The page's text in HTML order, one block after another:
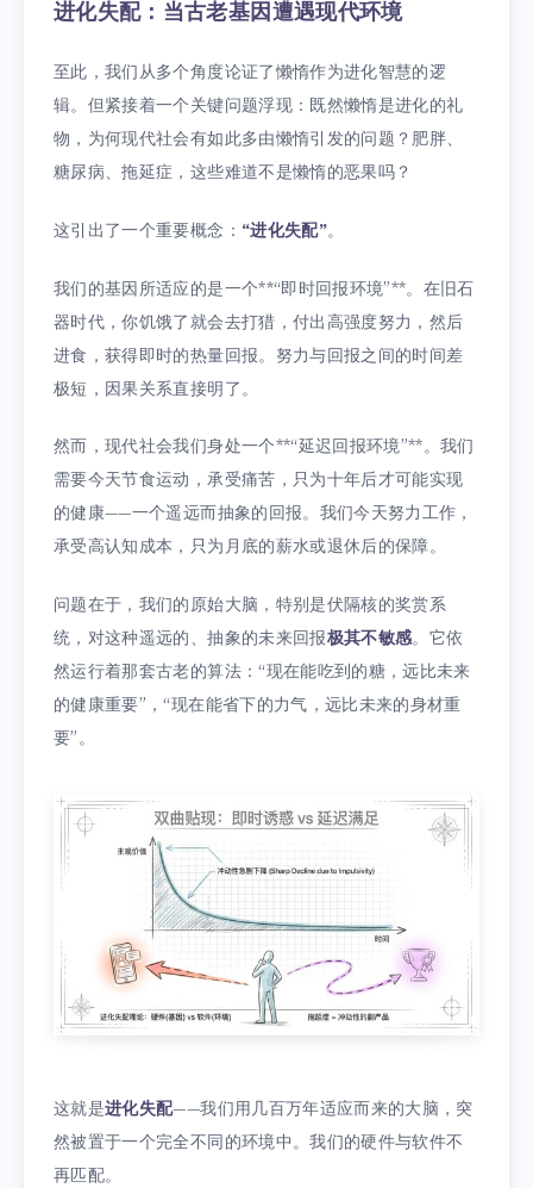
进化失配：当古老基因遭遇现代环境
至此，我们从多个角度论证了懒惰作为进化智慧的逻
辑。但紧接着一个关键问题浮现：既然懒惰是进化的礼
物，为何现代社会有如此多由懒惰引发的问题？肥胖、
糖尿病、拖延症，这些难道不是懒惰的恶果吗？
这引出了一个重要概念： “进化失配”。
我们的基因所适应的是一个**“即时回报环境”**。在旧石
器时代，你饥饿了就会去打猎，付出高强度努力，然后
进食，获得即时的热量回报。努力与回报之间的时间差
极短，因果关系直接明了。
然而，现代社会我们身处一个**“延迟回报环境”**。我们
需要今天节食运动，承受痛苦，只为十年后才可能实现
的健康——一个遥远而抽象的回报。我们今天努力工作，
承受高认知成本，只为月底的薪水或退休后的保障。
问题在于，我们的原始大脑，特别是伏隔核的奖赏系
统，对这种遥远的、抽象的未来回报极其不敏感。它依
然运行着那套古老的算法：“现在能吃到的糖，远比未来
的健康重要”，“现在能省下的力气，远比未来的身材重
要”。
这就是进化失配——我们用几百万年适应而来的大脑，突
然被置于一个完全不同的环境中。我们的硬件与软件不
再匹配。